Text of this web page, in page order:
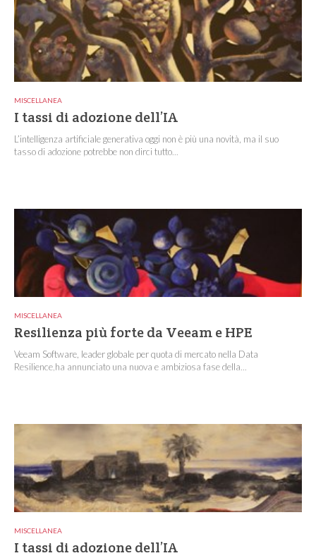
MISCELLANEA
I tassi di adozione dell’IA
L’intelligenza artificiale generativa oggi non è più una novità, ma il suo
tasso di adozione potrebbe non dirci tutto...
MISCELLANEA
Resilienza più forte da Veeam e HPE
Veeam Software, leader globale per quota di mercato nella Data
Resilience,ha annunciato una nuova e ambiziosa fase della...
MISCELLANEA
I tassi di adozione dell’IA